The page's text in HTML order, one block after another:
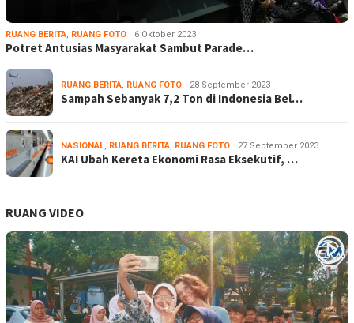
RUANG BERITA, RUANG FOTO 6 Oktober 2023
Potret Antusias Masyarakat Sambut Parade…
RUANG BERITA, RUANG FOTO 28 September 2023
Sampah Sebanyak 7,2 Ton di Indonesia Bel…
NASIONAL, RUANG BERITA, RUANG FOTO 27 September 2023
KAI Ubah Kereta Ekonomi Rasa Eksekutif, …
RUANG VIDEO